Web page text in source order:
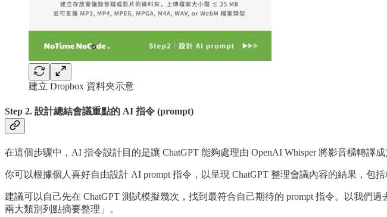
建立 Dropbox 資料夾示意
Step 2. 設計總結會議重點的 AI 指令 (prompt)
在這個步驟中，AI 指令設計目的是讓 ChatGPT 能夠處理由 OpenAI Whisper 將影音檔轉譯成
你可以根據個人喜好自由設計 AI prompt 指令，以呈現 ChatGPT 整理會議內容的結果，包
建議可以自己先在 ChatGPT 測試模擬幾次，找到最符合自己期待的 prompt 指令。以我們
兩大類別列點摘要整理」。